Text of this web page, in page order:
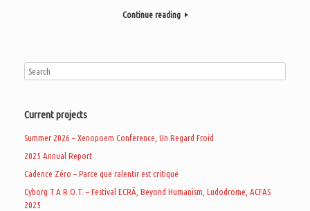
Continue reading
Current projects
Summer 2026 – Xenopoem Conference, Un Regard Froid
2025 Annual Report
Cadence Zéro – Parce que ralentir est critique
Cyborg T.A.R.O.T. – Festival ECRÃ, Beyond Humanism, Ludodrome, ACFAS
2025